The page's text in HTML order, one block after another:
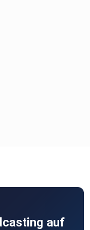
auf